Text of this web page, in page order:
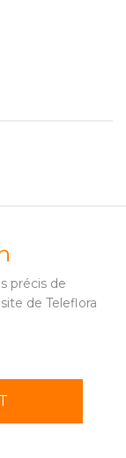
précis de
de Teleflora